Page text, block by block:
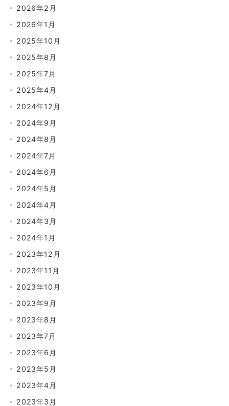
2026年2月
2026年1月
2025年10月
2025年8月
2025年7月
2025年4月
2024年12月
2024年9月
2024年8月
2024年7月
2024年6月
2024年5月
2024年4月
2024年3月
2024年1月
2023年12月
2023年11月
2023年10月
2023年9月
2023年8月
2023年7月
2023年6月
2023年5月
2023年4月
2023年3月